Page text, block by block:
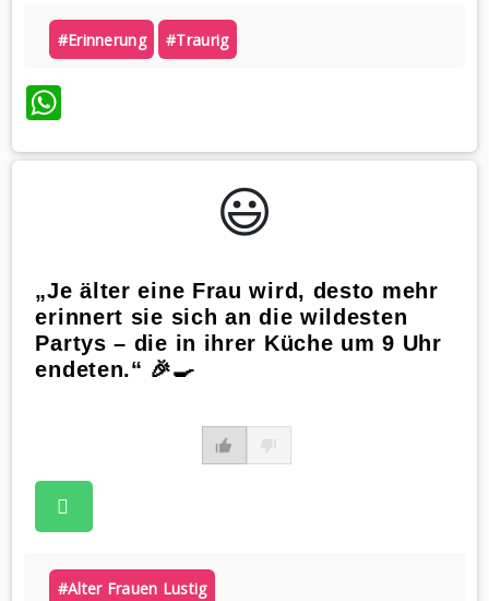
#erinnerung #traurig
WhatsApp
😃️
„Je älter eine Frau wird, desto mehr
erinnert sie sich an die wildesten
Partys – die in ihrer Küche um 9 Uhr
endeten.“ 🎉🍳
#alter Frauen Lustig